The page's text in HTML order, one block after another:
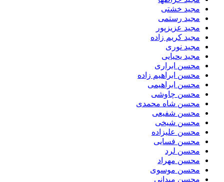
مجید خشتی
مجید رستمی
مجید عزیزپور
مجید کریم زاده
مجید نوری
مجید یحیایی
محسن ابراری
محسن ابراهیم زاده
محسن ابراهیمی
محسن چاوشی
محسن شاه محمدی
محسن شفیعی
محسن شیخی
محسن علیزاده
محسن فسایی
محسن لرد
محسن مهراد
محسن موسوی
محسن میدانی